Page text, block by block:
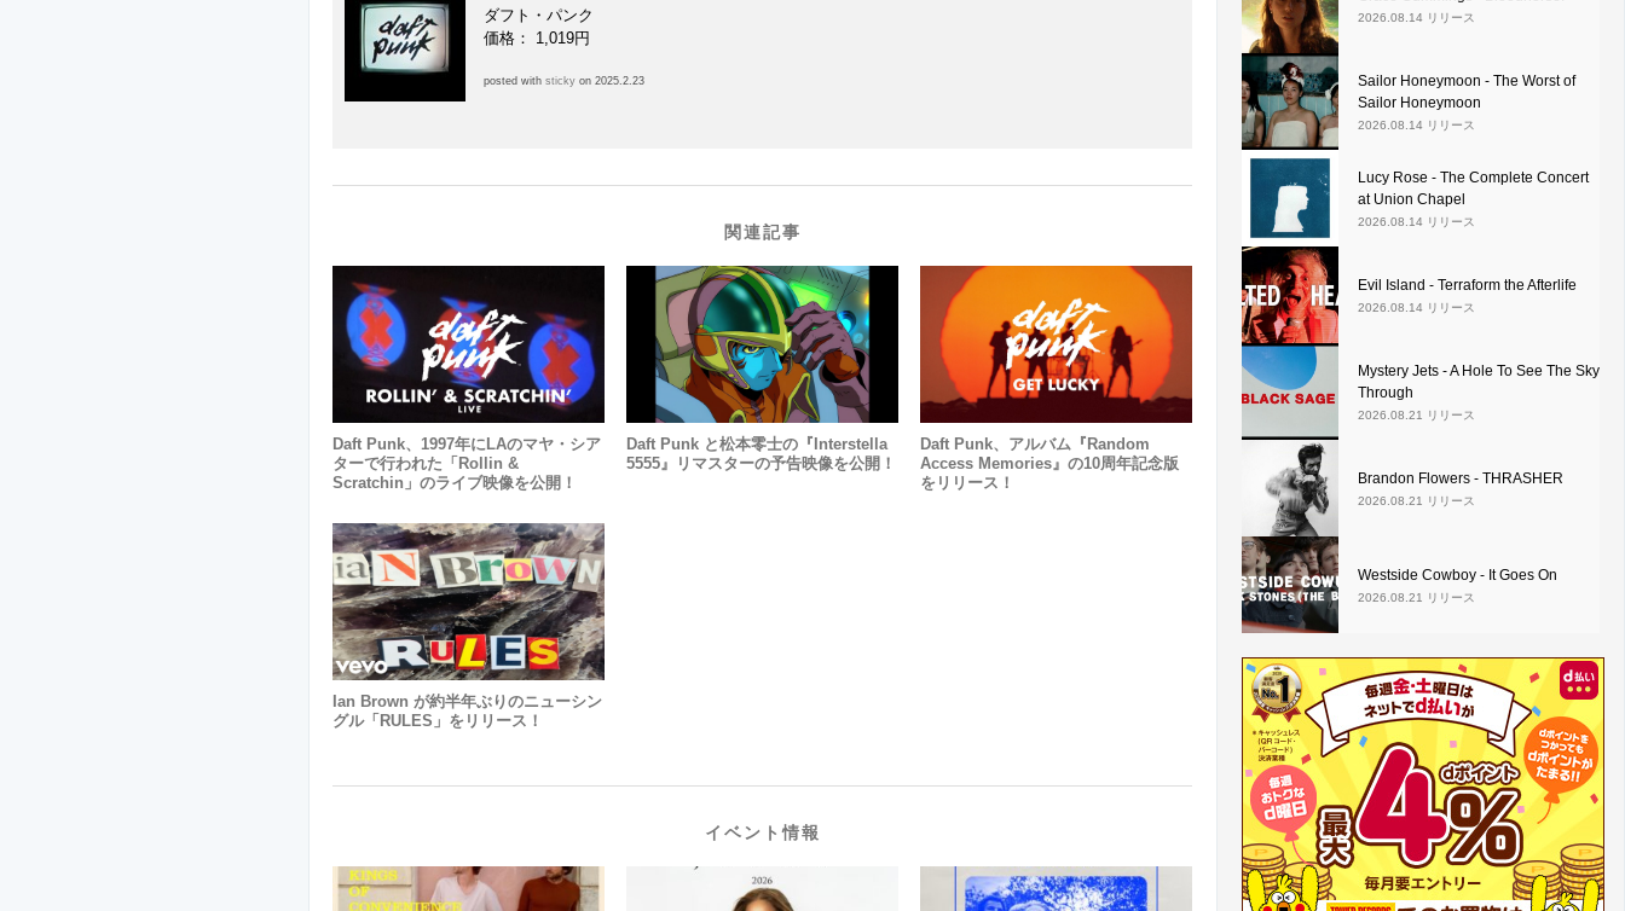
ダフト・パンク
価格： 1,019円
posted withsticky on 2025.2.23
関連記事
Daft Punk、1997年にLAのマヤ・シア
ターで行われた「Rollin &
Scratchin」のライブ映像を公開！
Daft Punk と松本零士の『Interstella
5555』リマスターの予告映像を公開！
Daft Punk、アルバム『Random
Access Memories』の10周年記念版
をリリース！
Ian Brown が約半年ぶりのニューシン
グル「RULES」をリリース！
イベント情報
2026.08.14 リリース
Sailor Honeymoon - The Worst of
Sailor Honeymoon
2026.08.14 リリース
Lucy Rose - The Complete Concert
at Union Chapel
2026.08.14 リリース
Evil Island - Terraform the Afterlife
2026.08.14 リリース
Mystery Jets - A Hole To See The Sky
Through
2026.08.21 リリース
Brandon Flowers - THRASHER
2026.08.21 リリース
Westside Cowboy - It Goes On
2026.08.21 リリース